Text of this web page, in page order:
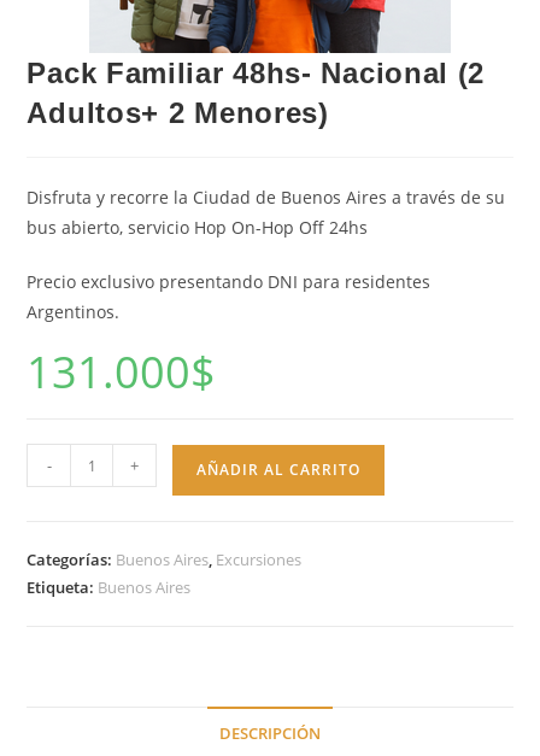
Pack Familiar 48hs- Nacional (2
Adultos+ 2 Menores)
Disfruta y recorre la Ciudad de Buenos Aires a través de su
bus abierto, servicio Hop On-Hop Off 24hs
Precio exclusivo presentando DNI para residentes
Argentinos.
131.000$
familiar
Nacional
(2
- + AÑADIR AL CARRITO
Categorías: Buenos Aires, Excursiones
Etiqueta: Buenos Aires
DESCRIPCIÓN